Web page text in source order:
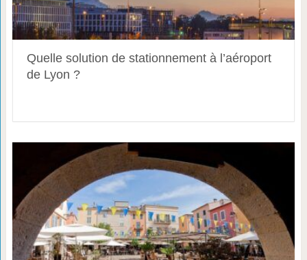
Quelle solution de stationnement à l’aéroport
de Lyon ?